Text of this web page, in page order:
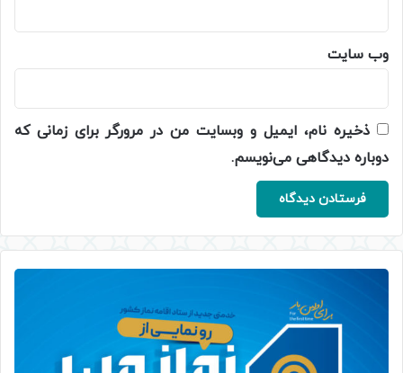
وب‌ سایت
ذخیره نام، ایمیل و وبسایت من در مرورگر برای زمانی که
دوباره دیدگاهی می‌نویسم.